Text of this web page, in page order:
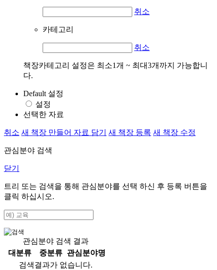
취소
카테고리
취소
책장카테고리 설정은 최소1개 ~ 최대3개까지 가능합니
다.
Default 설정
설정
선택한 자료
취소 새 책장 만들어 자료 담기 새 책장 등록 새 책장 수정
관심분야 검색
닫기
트리 또는 검색을 통해 관심분야를 선택 하신 후 등록 버튼을
클릭 하십시오.
관심분야 검색 결과
대분류
중분류
관심분야명
검색결과가 없습니다.